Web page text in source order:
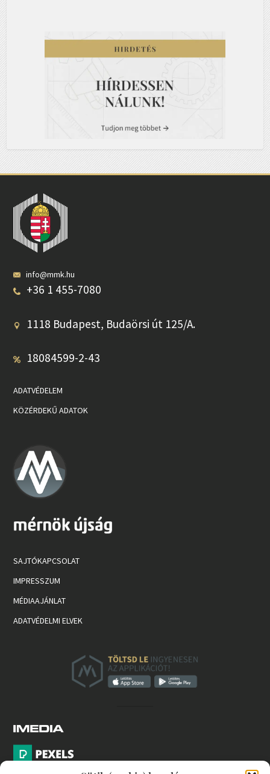
info@mmk.hu
+36 1 455-7080
1118 Budapest, Budaörsi út 125/A.
18084599-2-43
ADATVÉDELEM
KÖZÉRDEKŰ ADATOK
SAJTÓKAPCSOLAT
IMPRESSZUM
MÉDIAAJÁNLAT
ADATVÉDELMI ELVEK